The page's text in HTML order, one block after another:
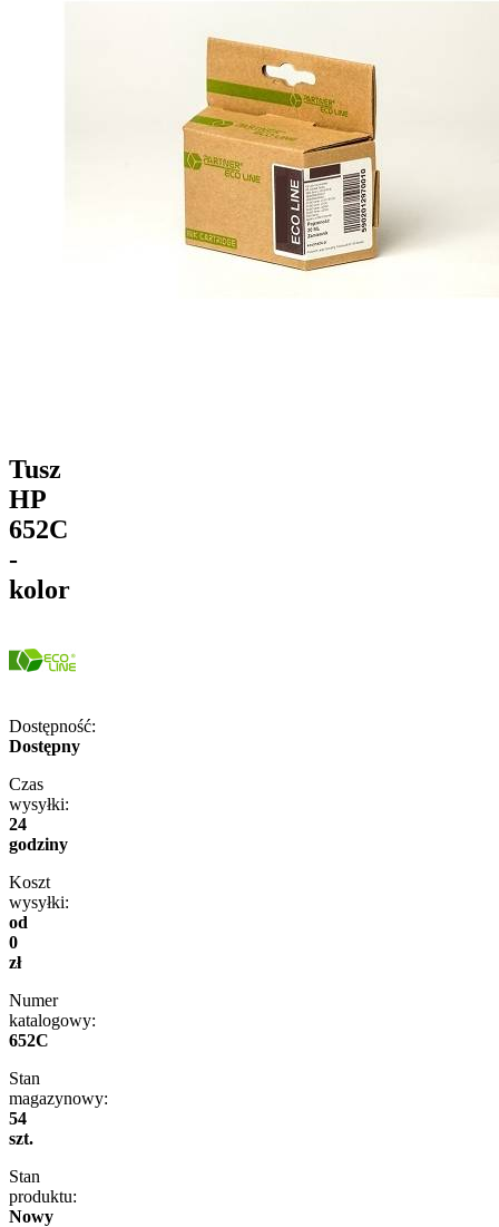
Tusz
HP
652C
-
kolor
Dostępność:
Dostępny
Czas
wysyłki:
24
godziny
Koszt
wysyłki:
od
0
zł
Numer
katalogowy:
652C
Stan
magazynowy:
54
szt.
Stan
produktu:
Nowy